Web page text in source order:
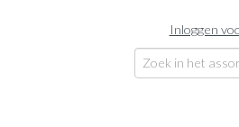
Inloggen